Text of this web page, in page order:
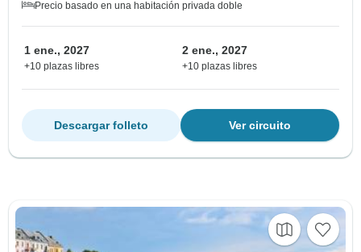
Precio basado en una habitación privada doble
1 ene., 2027
+10 plazas libres
2 ene., 2027
+10 plazas libres
Ver circuito
Descargar folleto